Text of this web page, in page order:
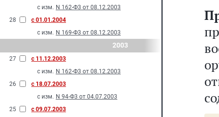
с изм. N 162-Ф3 от 08.12.2003
28
с 01.01.2004
с изм. N 169-Ф3 от 08.12.2003
2003
27
с 11.12.2003
с изм. N 162-Ф3 от 08.12.2003
26
с 18.07.2003
с изм. N 94-Ф3 от 04.07.2003
25
с 09.07.2003